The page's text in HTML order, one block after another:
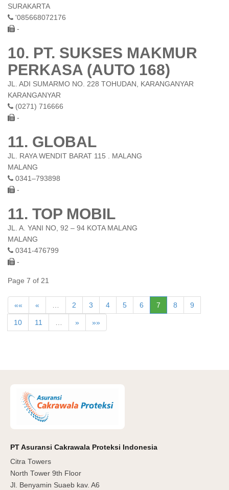
SURAKARTA
'085668072176
-
10. PT. SUKSES MAKMUR
PERKASA (AUTO 168)
JL. ADI SUMARMO NO. 228 TOHUDAN, KARANGANYAR
KARANGANYAR
(0271) 716666
-
11. GLOBAL
JL. RAYA WENDIT BARAT 115 . MALANG
MALANG
0341–793898
-
11. TOP MOBIL
JL. A. YANI NO, 92 – 94 KOTA MALANG
MALANG
0341-476799
-
Page 7 of 21
«« « 2 3 4 5 6 7 8 9
10 11 » »»
PT Asuransi Cakrawala Proteksi Indonesia
Citra Towers
North Tower 9th Floor
Jl. Benyamin Suaeb kav. A6